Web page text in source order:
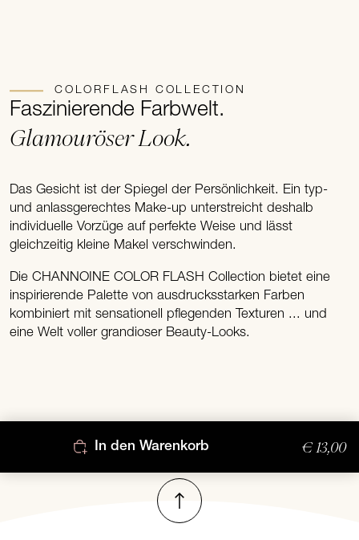
COLORFLASH COLLECTION
Faszinierende Farbwelt.
Glamouröser Look.
Das Gesicht ist der Spiegel der Persönlichkeit. Ein typ-
und anlassgerechtes Make-up unterstreicht deshalb
individuelle Vorzüge auf perfekte Weise und lässt
gleichzeitig kleine Makel verschwinden.
Die CHANNOINE COLOR FLASH Collection bietet eine
inspirierende Palette von ausdrucksstarken Farben
kombiniert mit sensationell pflegenden Texturen ... und
eine Welt voller grandioser Beauty-Looks.
In den Warenkorb € 13,00
Nach oben